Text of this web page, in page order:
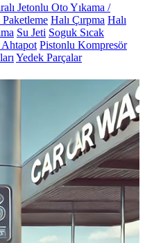
Jetonlu Oto Yıkama /
Paketleme Halı Çırpma Halı
Su Jeti Soguk Sıcak
Ahtapot Pistonlu Kompresör
Yedek Parçalar